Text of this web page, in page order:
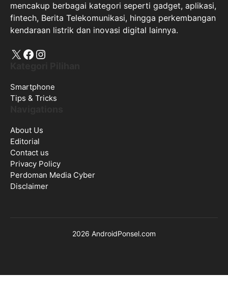
mencakup berbagai kategori seperti gadget, aplikasi,
fintech, Berita Telekomunikasi, hingga perkembangan
kendaraan listrik dan inovasi digital lainnya.
X Facebook
Instagram
Smartphone
Tips & Tricks
About Us
Editorial
Contact us
Privacy Policy
Perdoman Media Cyber
Disclaimer
2026 AndroidPonsel.com